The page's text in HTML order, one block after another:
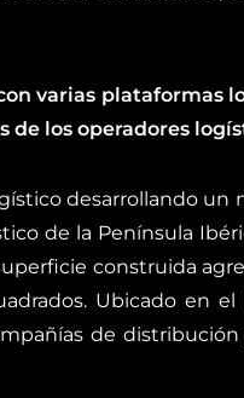
varias plataformas
de los operadores
desarrollando un
de la Península
construida
Ubicado en
de distribución